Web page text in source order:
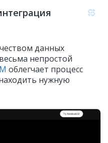
данных
непростой
облегчает процесс
нужную